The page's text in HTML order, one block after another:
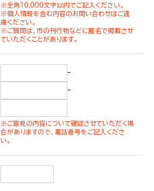
※全角10,000文字以内でご記入ください。
※個人情報を含む内容のお問い合わせはご遠
慮ください。
※ご質問は、市の刊行物などに匿名で掲載させ
ていただくことがあります。
-
-
※ご意見の内容について確認させていただく場
合がありますので、電話番号をご記入くださ
い。